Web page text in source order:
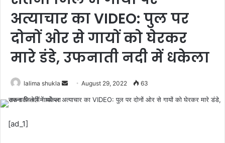
अत्याचार का VIDEO: पुल पर
दोनों ओर से गायों को घेरकर
मारे डंडे, उफनाती नदी में धकेला
lalima shukla
Send August 29, 2022 63
[ad_1]